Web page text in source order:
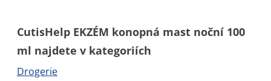
CutisHelp EKZÉM konopná mast noční 100
ml najdete v kategoriích
Drogerie